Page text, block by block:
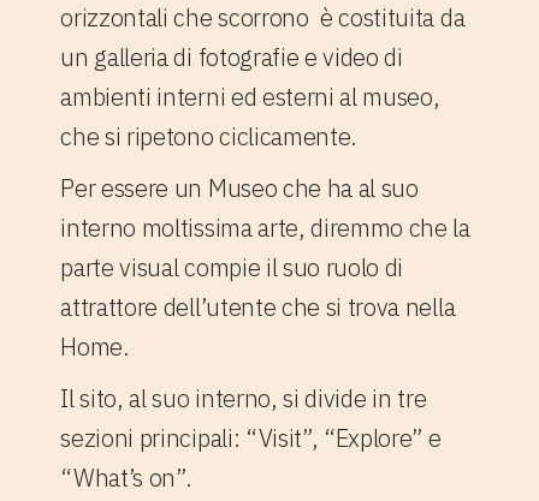
orizzontali che scorrono è costituita da
un galleria di fotografie e video di
ambienti interni ed esterni al museo,
che si ripetono ciclicamente.
Per essere un Museo che ha al suo
interno moltissima arte, diremmo che la
parte visual compie il suo ruolo di
attrattore dell’utente che si trova nella
Home.
Il sito, al suo interno, si divide in tre
sezioni principali: “Visit”, “Explore” e
“What’s on”.